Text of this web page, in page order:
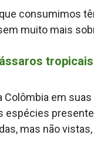
consumimos
muito mais
tropicais
Colômbia em
espécies
mas não